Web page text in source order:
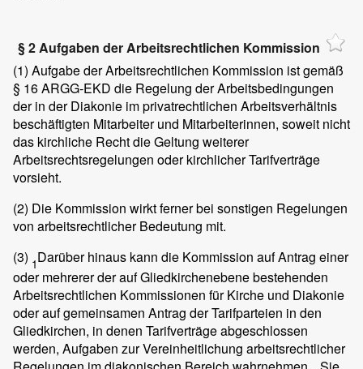
§ 2 Aufgaben der Arbeitsrechtlichen Kommission
(1) Aufgabe der Arbeitsrechtlichen Kommission ist gemäß
§ 16 ARGG-EKD die Regelung der Arbeitsbedingungen
der in der Diakonie im privatrechtlichen Arbeitsverhältnis
beschäftigten Mitarbeiter und Mitarbeiterinnen, soweit nicht
das kirchliche Recht die Geltung weiterer
Arbeitsrechtsregelungen oder kirchlicher Tarifverträge
vorsieht.
(2) Die Kommission wirkt ferner bei sonstigen Regelungen
von arbeitsrechtlicher Bedeutung mit.
(3) 1Darüber hinaus kann die Kommission auf Antrag einer
oder mehrerer der auf Gliedkirchenebene bestehenden
Arbeitsrechtlichen Kommissionen für Kirche und Diakonie
oder auf gemeinsamen Antrag der Tarifparteien in den
Gliedkirchen, in denen Tarifverträge abgeschlossen
werden, Aufgaben zur Vereinheitlichung arbeitsrechtlicher